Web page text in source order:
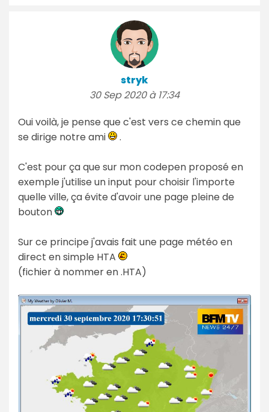
stryk
30 Sep 2020 à 17:34
Oui voilà, je pense que c'est vers ce chemin que
se dirige notre ami
.
C'est pour ça que sur mon codepen proposé en
exemple j'utilise un input pour choisir l'importe
quelle ville, ça évite d'avoir une page pleine de
bouton
Sur ce principe j'avais fait une page météo en
direct en simple HTA
(fichier à nommer en .HTA)